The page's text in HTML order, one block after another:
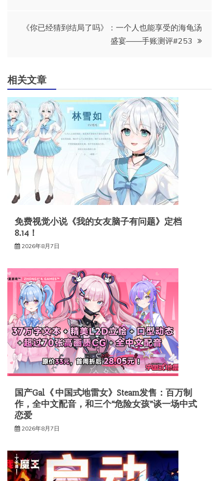
航
《你已经猜到结局了吗》：一个人也能享受的海龟汤
盛宴——手账测评#253
相关文章
免费视觉小说《我的女友脑子有问题》定档
8.14！
2026年8月7日
国产Gal《 中国式地雷女》Steam发售：百万制
作，全中文配音，和三个“危险女孩”谈一场中式
恋爱
2026年8月7日